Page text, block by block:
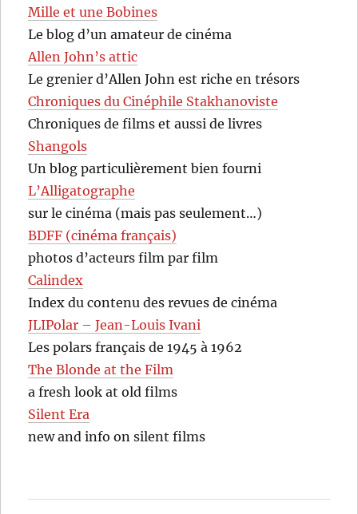
Mille et une Bobines
Le blog d’un amateur de cinéma
Allen John’s attic
Le grenier d’Allen John est riche en trésors
Chroniques du Cinéphile Stakhanoviste
Chroniques de films et aussi de livres
Shangols
Un blog particulièrement bien fourni
L’Alligatographe
sur le cinéma (mais pas seulement…)
BDFF (cinéma français)
photos d’acteurs film par film
Calindex
Index du contenu des revues de cinéma
JLIPolar – Jean-Louis Ivani
Les polars français de 1945 à 1962
The Blonde at the Film
a fresh look at old films
Silent Era
new and info on silent films